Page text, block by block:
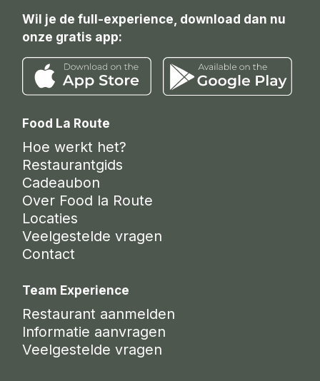
Wil je de full-experience, download dan nu
onze gratis app:
Food La Route
Hoe werkt het?
Restaurantgids
Cadeaubon
Over Food la Route
Locaties
Veelgestelde vragen
Contact
Team Experience
Restaurant aanmelden
Informatie aanvragen
Veelgestelde vragen